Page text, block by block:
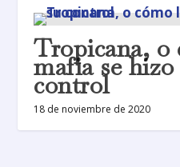
Tropicana, o
mafia se
control
18 de noviembre de 2020